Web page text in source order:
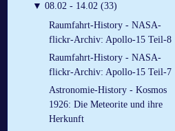
▼ 08.02 - 14.02 (33)
Raumfahrt-History - NASA-
flickr-Archiv: Apollo-15 Teil-8
Raumfahrt-History - NASA-
flickr-Archiv: Apollo-15 Teil-7
Astronomie-History - Kosmos
1926: Die Meteorite und ihre
Herkunft